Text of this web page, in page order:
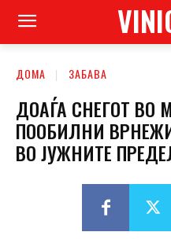
ДОМА ЗАБАВА
ДОАЃА СНЕГОТ ВО
ПООБИЛНИ
ВО ЈУЖНИТЕ